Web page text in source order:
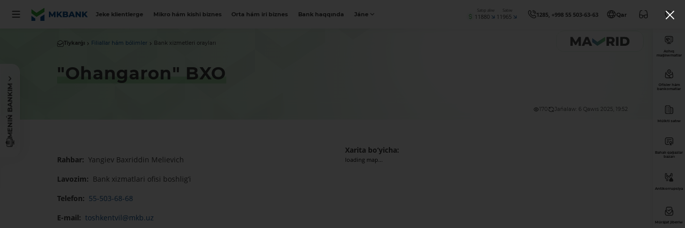
Jeke klientlerge Mikro hám kishi biznes Orta hám iri biznes Bank haqqında Jáne
Satıp alıw
11880
Satıw
11965 1285, +998 55 503-63-63 Qar
MENIŃ BANKIM
Tiykarǵı Filiallar hám bólimler Bank xizmetleri orayları
"Ohangaron" BXO
170 Jańalaw: 6 Qawıs 2025, 19:52
Rahbar: Yangiev Baxriddin Melievich
Lavozim: Bank xizmatlari ofisi boshlig‘i
Telefon: 55-503-68-68
E-mail: toshkentvil@mkb.uz
Xarita bo‘yicha:
loading map...
Ashıq
maǵlıwmatlar
Ofisler hám
bankomatlar
Múlkti satıw
Bahalı qaǵazlar
bazarı
Antikorrupsiya
Múrájat jiberiw